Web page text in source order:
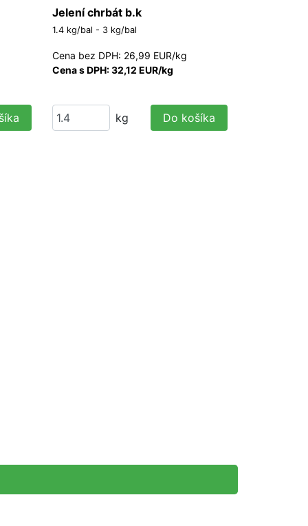
Jelení chrbát b.k
1.4 kg/bal - 3 kg/bal
Cena bez DPH: 26,99 EUR/kg
Cena s DPH: 32,12 EUR/kg
kg Do košíka